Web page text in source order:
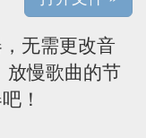
无需更改音
放慢歌曲的节
！